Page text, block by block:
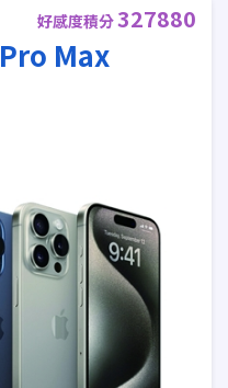
Max
好感度積分327880